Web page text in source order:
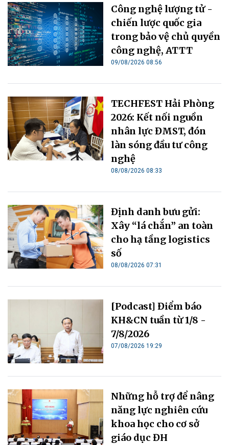
Công nghệ lượng tử -
chiến lược quốc gia
trong bảo vệ chủ quyền
công nghệ, ATTT
09/08/2026 08:56
TECHFEST Hải Phòng
2026: Kết nối nguồn
nhân lực ĐMST, đón
làn sóng đầu tư công
nghệ
08/08/2026 08:33
Định danh bưu gửi:
Xây “lá chắn” an toàn
cho hạ tầng logistics
số
08/08/2026 07:31
[Podcast] Điểm báo
KH&CN tuần từ 1/8 -
7/8/2026
07/08/2026 19:29
Những hỗ trợ để nâng
năng lực nghiên cứu
khoa học cho cơ sở
giáo dục ĐH